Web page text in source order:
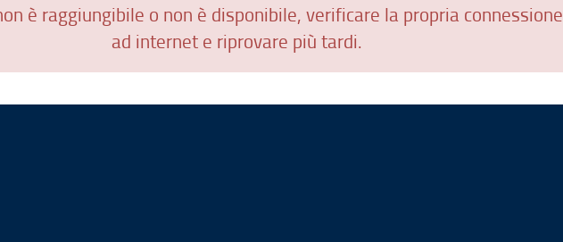
è raggiungibile o non è disponibile, verificare la propria connessione
ad internet e riprovare più tardi.